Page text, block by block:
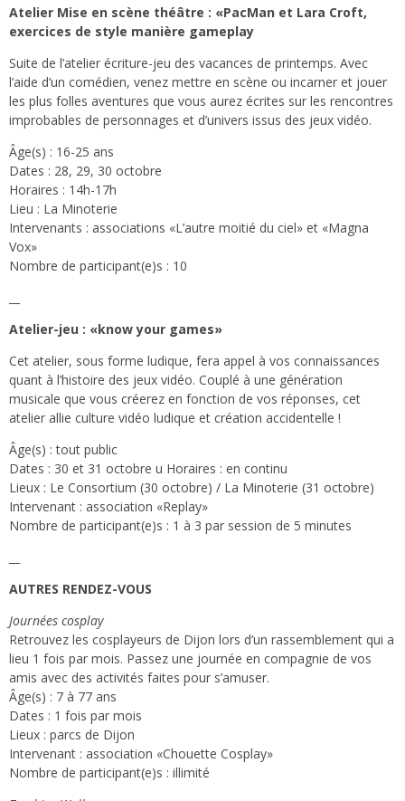
Atelier Mise en scène théâtre : «PacMan et Lara Croft,
exercices de style manière gameplay
Suite de l’atelier écriture-jeu des vacances de printemps. Avec
l’aide d’un comédien, venez mettre en scène ou incarner et jouer
les plus folles aventures que vous aurez écrites sur les rencontres
improbables de personnages et d’univers issus des jeux vidéo.
Âge(s) : 16-25 ans
Dates : 28, 29, 30 octobre
Horaires : 14h-17h
Lieu : La Minoterie
Intervenants : associations «L’autre moitié du ciel» et «Magna
Vox»
Nombre de participant(e)s : 10
Atelier-jeu : «know your games»
Cet atelier, sous forme ludique, fera appel à vos connaissances
quant à l’histoire des jeux vidéo. Couplé à une génération
musicale que vous créerez en fonction de vos réponses, cet
atelier allie culture vidéo ludique et création accidentelle !
Âge(s) : tout public
Dates : 30 et 31 octobre u Horaires : en continu
Lieux : Le Consortium (30 octobre) / La Minoterie (31 octobre)
Intervenant : association «Replay»
Nombre de participant(e)s : 1 à 3 par session de 5 minutes
AUTRES RENDEZ-VOUS
Journées cosplay
Retrouvez les cosplayeurs de Dijon lors d’un rassemblement qui a
lieu 1 fois par mois. Passez une journée en compagnie de vos
amis avec des activités faites pour s’amuser.
Âge(s) : 7 à 77 ans
Dates : 1 fois par mois
Lieux : parcs de Dijon
Intervenant : association «Chouette Cosplay»
Nombre de participant(e)s : illimité